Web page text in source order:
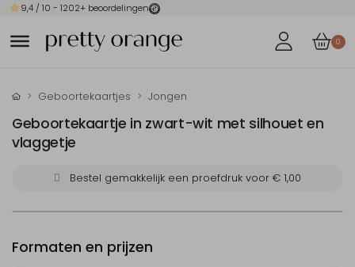
9,4 / 10 - 1202+ beoordelingen
0
Geboortekaartjes Jongen
Geboortekaartje in zwart-wit met silhouet en
vlaggetje
Bestel gemakkelijk een proefdruk voor € 1,00
Formaten en prijzen